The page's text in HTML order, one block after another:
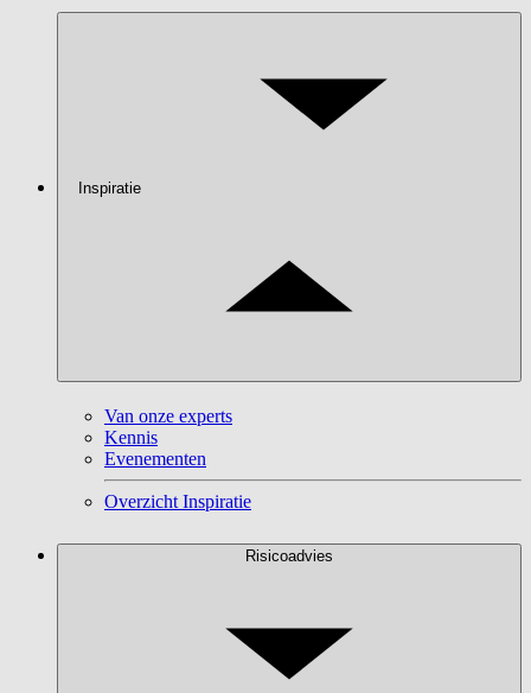
Inspiratie
Van onze experts
Kennis
Evenementen
Overzicht Inspiratie
Risicoadvies